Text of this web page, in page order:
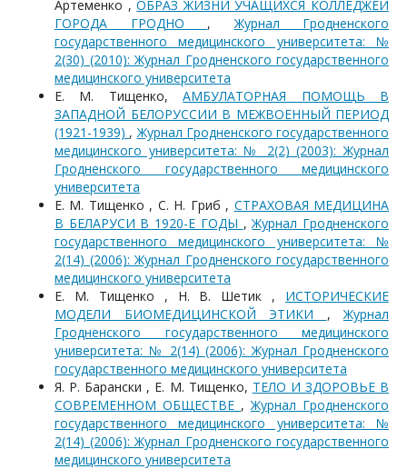
Артеменко ,ОБРАЗ ЖИЗНИ УЧАЩИХСЯ КОЛЛЕДЖЕЙ
ГОРОДА ГРОДНО ,Журнал Гродненского
государственного медицинского университета: №
2(30) (2010): Журнал Гродненского государственного
медицинского университета
Е. М. Тищенко,АМБУЛАТОРНАЯ ПОМОЩЬ В
ЗАПАДНОЙ БЕЛОРУССИИ В МЕЖВОЕННЫЙ ПЕРИОД
(1921-1939) ,Журнал Гродненского государственного
медицинского университета: № 2(2) (2003): Журнал
Гродненского государственного медицинского
университета
Е. М. Тищенко , С. Н. Гриб , СТРАХОВАЯ МЕДИЦИНА
В БЕЛАРУСИ В 1920-Е ГОДЫ ,Журнал Гродненского
государственного медицинского университета: №
2(14) (2006): Журнал Гродненского государственного
медицинского университета
Е. М. Тищенко , Н. В. Шетик , ИСТОРИЧЕСКИЕ
МОДЕЛИ БИОМЕДИЦИНСКОЙ ЭТИКИ ,Журнал
Гродненского государственного медицинского
университета: № 2(14) (2006): Журнал Гродненского
государственного медицинского университета
Я. Р. Барански , Е. М. Тищенко, ТЕЛО И ЗДОРОВЬЕ В
СОВРЕМЕННОМ ОБЩЕСТВЕ ,Журнал Гродненского
государственного медицинского университета: №
2(14) (2006): Журнал Гродненского государственного
медицинского университета